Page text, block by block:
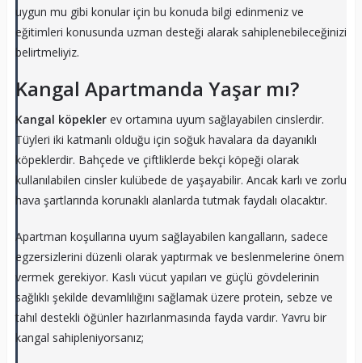
uygun mu gibi konular için bu konuda bilgi edinmeniz ve
eğitimleri konusunda uzman desteği alarak sahiplenebileceğinizi
belirtmeliyiz.
Kangal Apartmanda Yaşar mı?
Kangal köpeklerev ortamına uyum sağlayabilen cinslerdir.
Tüyleri iki katmanlı olduğu için soğuk havalara da dayanıklı
köpeklerdir. Bahçede ve çiftliklerde bekçi köpeği olarak
kullanılabilen cinsler kulübede de yaşayabilir. Ancak karlı ve zorlu
hava şartlarında korunaklı alanlarda tutmak faydalı olacaktır.
Apartman koşullarına uyum sağlayabilen kangalların, sadece
egzersizlerini düzenli olarak yaptırmak ve beslenmelerine önem
vermek gerekiyor. Kaslı vücut yapıları ve güçlü gövdelerinin
sağlıklı şekilde devamlılığını sağlamak üzere protein, sebze ve
tahıl destekli öğünler hazırlanmasında fayda vardır. Yavru bir
kangal sahipleniyorsanız;